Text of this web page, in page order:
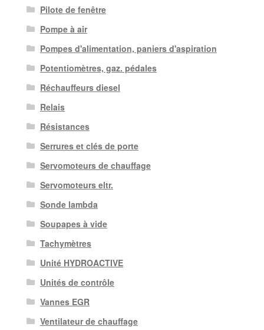
Pilote de fenêtre
Pompe à air
Pompes d'alimentation, paniers d'aspiration
Potentiomètres, gaz. pédales
Réchauffeurs diesel
Relais
Résistances
Serrures et clés de porte
Servomoteurs de chauffage
Servomoteurs eltr.
Sonde lambda
Soupapes à vide
Tachymètres
Unité HYDROACTIVE
Unités de contrôle
Vannes EGR
Ventilateur de chauffage